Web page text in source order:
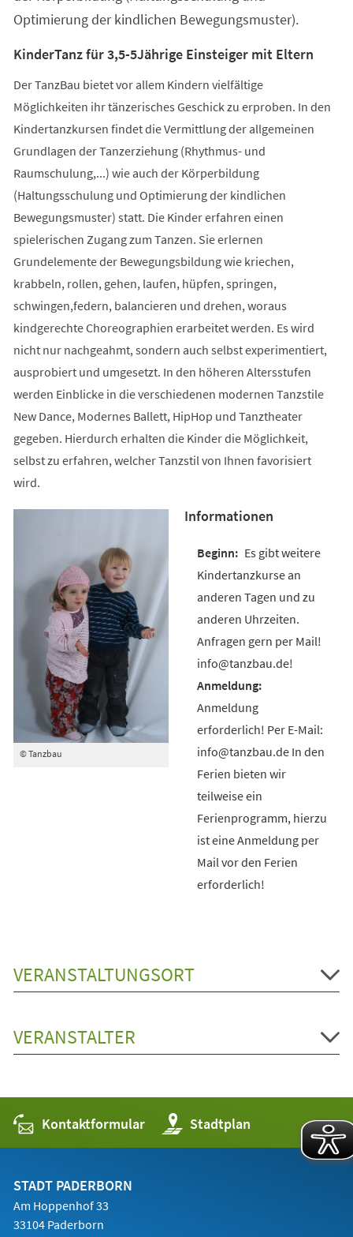
Optimierung der kindlichen Bewegungsmuster).
KinderTanz für 3,5-5Jährige Einsteiger mit Eltern
Der TanzBau bietet vor allem Kindern vielfältige
Möglichkeiten ihr tänzerisches Geschick zu erproben. In den
Kindertanzkursen findet die Vermittlung der allgemeinen
Grundlagen der Tanzerziehung (Rhythmus- und
Raumschulung,...) wie auch der Körperbildung
(Haltungsschulung und Optimierung der kindlichen
Bewegungsmuster) statt. Die Kinder erfahren einen
spielerischen Zugang zum Tanzen. Sie erlernen
Grundelemente der Bewegungsbildung wie kriechen,
krabbeln, rollen, gehen, laufen, hüpfen, springen,
schwingen,federn, balancieren und drehen, woraus
kindgerechte Choreographien erarbeitet werden. Es wird
nicht nur nachgeahmt, sondern auch selbst experimentiert,
ausprobiert und umgesetzt. In den höheren Altersstufen
werden Einblicke in die verschiedenen modernen Tanzstile
New Dance, Modernes Ballett, HipHop und Tanztheater
gegeben. Hierdurch erhalten die Kinder die Möglichkeit,
selbst zu erfahren, welcher Tanzstil von Ihnen favorisiert
wird.
© Tanzbau
Informationen
Es gibt weitere
Kindertanzkurse an
anderen Tagen und zu
anderen Uhrzeiten.
Anfragen gern per Mail!
info@tanzbau.de!
Anmeldung
erforderlich! Per E-Mail:
info@tanzbau.de In den
Ferien bieten wir
teilweise ein
Ferienprogramm, hierzu
ist eine Anmeldung per
Mail vor den Ferien
erforderlich!
VERANSTALTUNGSORT
VERANSTALTER
Kontaktformular Stadtplan
(Öffnet
in
einem
STADT PADERBORN
Am Hoppenhof 33
33104 Paderborn